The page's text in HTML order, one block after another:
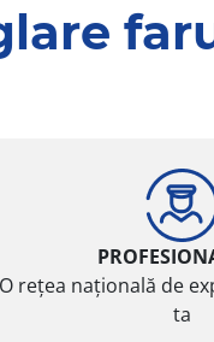
O rețea națională de
ta